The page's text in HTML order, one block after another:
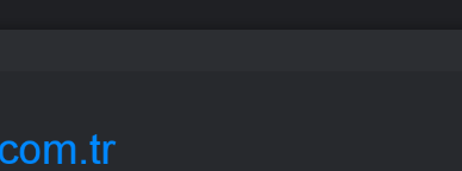
Çıktı, Hugging Face’i Hackledi